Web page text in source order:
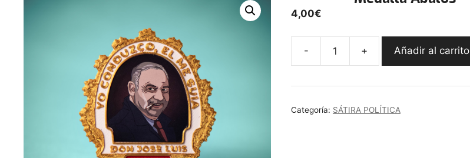
4,00€
-
cantidad
+ Añadir al carrito
Categoría: SÁTIRA POLÍTICA